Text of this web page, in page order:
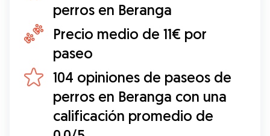
perros en Beranga
Precio medio de 11€ por
paseo
104 opiniones de paseos de
perros en Beranga con una
calificación promedio de